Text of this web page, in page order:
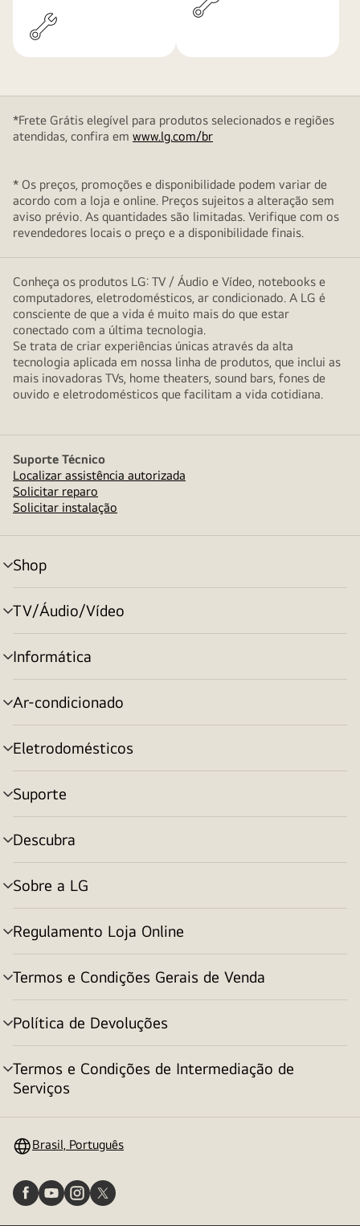
*Frete Grátis elegível para produtos selecionados e regiões
atendidas, confira em www.lg.com/br
* Os preços, promoções e disponibilidade podem variar de
acordo com a loja e online. Preços sujeitos a alteração sem
aviso prévio. As quantidades são limitadas. Verifique com os
revendedores locais o preço e a disponibilidade finais.
Conheça os produtos LG: TV / Áudio e Vídeo, notebooks e
computadores, eletrodomésticos, ar condicionado. A LG é
consciente de que a vida é muito mais do que estar
conectado com a última tecnologia.
Se trata de criar experiências únicas através da alta
tecnologia aplicada em nossa linha de produtos, que inclui as
mais inovadoras TVs, home theaters, sound bars, fones de
ouvido e eletrodomésticos que facilitam a vida cotidiana.
Suporte Técnico
Localizar assistência autorizada
Solicitar reparo
Solicitar instalação
Shop
alternar
menu
TV/Áudio/Vídeo
alternar
menu
Informática
alternar
menu
Ar-condicionado
alternar
menu
Eletrodomésticos
alternar
menu
Suporte
alternar
menu
Descubra
alternar
menu
Sobre a LG
alternar
menu
Regulamento Loja Online
alternar
menu
Termos e Condições Gerais de Venda
alternar
menu
Política de Devoluções
alternar
menu
Termos e Condições de Intermediação de
Serviços
alternar
Brasil, Português